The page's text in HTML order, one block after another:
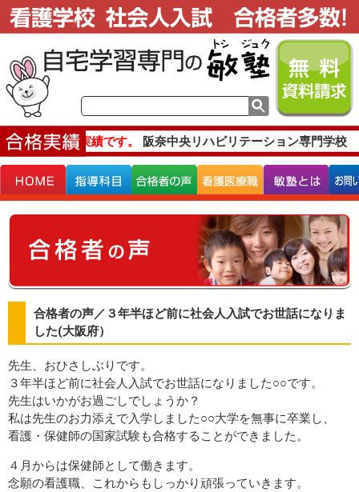
主な合格実績です。阪奈中央リハビリテーション専門学校
合格者の声／３年半ほど前に社会人入試でお世話になりま
した(大阪府）
先生、おひさしぶりです。
３年半ほど前に社会人入試でお世話になりました○○です。
先生はいかがお過ごしでしょうか？
私は先生のお力添えで入学しました○○大学を無事に卒業し、
看護・保健師の国家試験も合格することができました。
４月からは保健師として働きます。
念願の看護職、これからもしっかり頑張っていきます。